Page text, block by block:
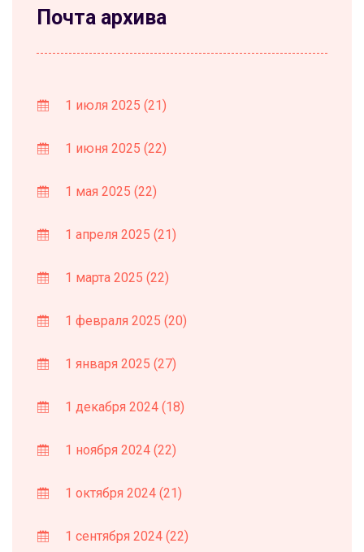
Почта архива
1 июля 2025 (21)
1 июня 2025 (22)
1 мая 2025 (22)
1 апреля 2025 (21)
1 марта 2025 (22)
1 февраля 2025 (20)
1 января 2025 (27)
1 декабря 2024 (18)
1 ноября 2024 (22)
1 октября 2024 (21)
1 сентября 2024 (22)